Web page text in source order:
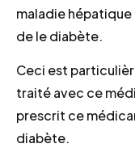
maladie hépatique
de le diabète.
Ceci est
traité avec ce
prescrit ce
diabète.